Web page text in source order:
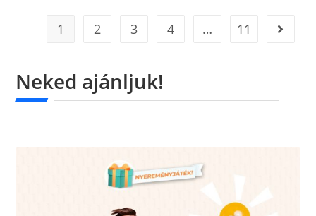
1 2 3 4 … 11
Neked ajánljuk!